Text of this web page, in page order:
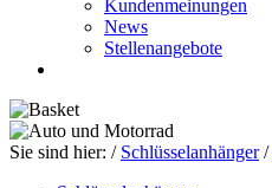
Kundenmeinungen
News
Stellenangebote
Sie sind hier: / Schlüsselanhänger/